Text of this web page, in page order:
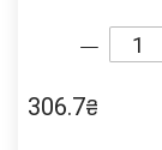
306.7₴